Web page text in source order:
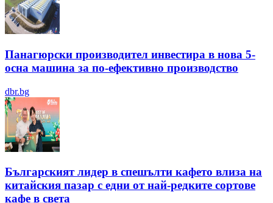
Панагюрски производител инвестира в нова 5-
осна машина за по-ефективно производство
dbr.bg
Българският лидер в спешълти кафето влиза на
китайския пазар с едни от най-редките сортове
кафе в света